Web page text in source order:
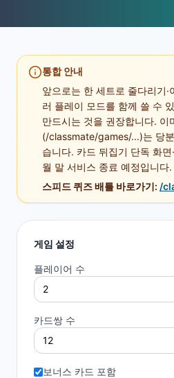
통합 안내
앞으로는 한 세트로 줄다리기·
러 플레이 모드를 함께 쓸 수
만드시는 것을 권장합니다. 이
(/classmate/games/...)는 당
습니다. 카드 뒤집기 단독 화
월 말 서비스 종료 예정입니다.
스피드 퀴즈 배틀 바로가기: /
게임 설정
플레이어 수
카드쌍 수
보너스 카드 포함